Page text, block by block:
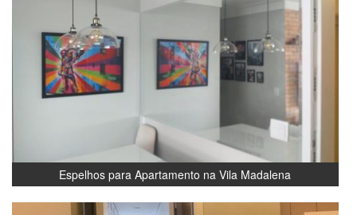
Espelhos para Apartamento na Vila Madalena